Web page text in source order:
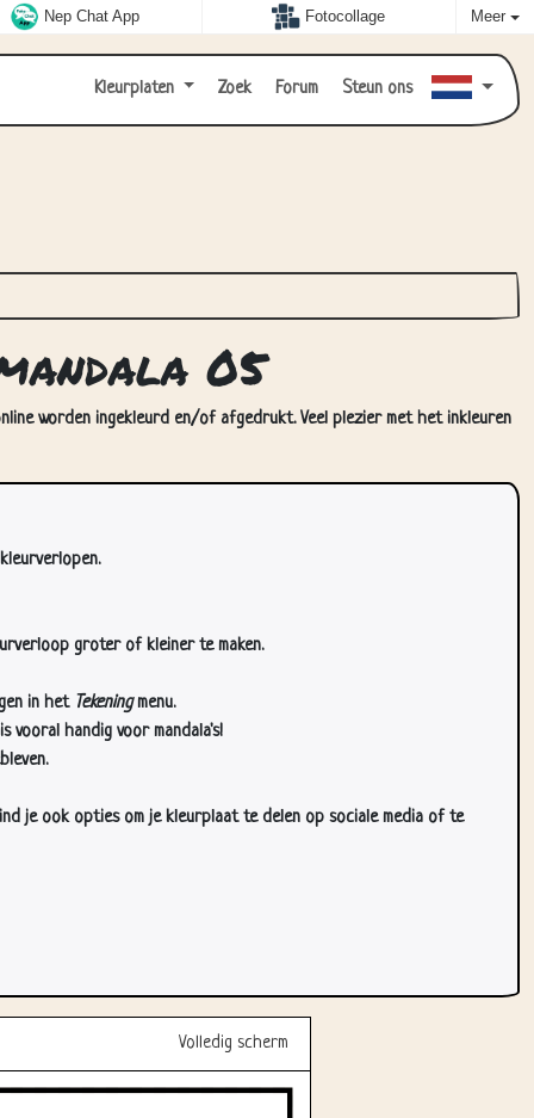
Nep Chat App Fotocollage Meer
Kleurplaten Zoek Forum Steun ons
05
worden ingekleurd en/of afgedrukt. Veel plezier met het inkleuren
groter of kleiner te maken.
in het Tekeningmenu.
vooral handig voor mandala's!
je ook opties om je kleurplaat te delen op sociale media of te
Volledig scherm